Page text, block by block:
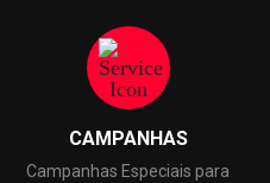
CAMPANHAS
Campanhas Especiais para